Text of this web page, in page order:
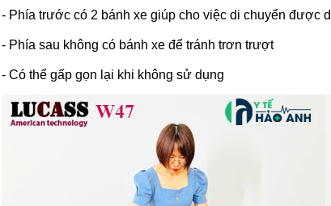
- Phía trước có 2 bánh xe giúp cho việc di chuyển được
- Phía sau không có bánh xe để tránh trơn trượt
- Có thể gấp gọn lại khi không sử dụng